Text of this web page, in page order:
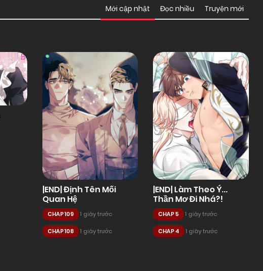
Mới cập nhật Đọc nhiều Truyện mới
|END| Định Tên Mối
Quan Hệ
CHAP 109 1 giây trước
CHAP 108 1 giây trước
|END| Làm Theo Ý...
Thần Mơ Đi Nhá?!
CHAP 5 1 giây trước
CHAP 4 1 giây trước